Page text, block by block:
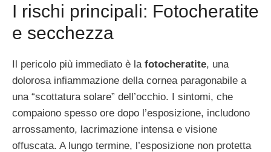
I rischi principali: Fotocheratite
e secchezza
Il pericolo più immediato è la fotocheratite, una
dolorosa infiammazione della cornea paragonabile a
una “scottatura solare” dell’occhio. I sintomi, che
compaiono spesso ore dopo l’esposizione, includono
arrossamento, lacrimazione intensa e visione
offuscata. A lungo termine, l’esposizione non protetta